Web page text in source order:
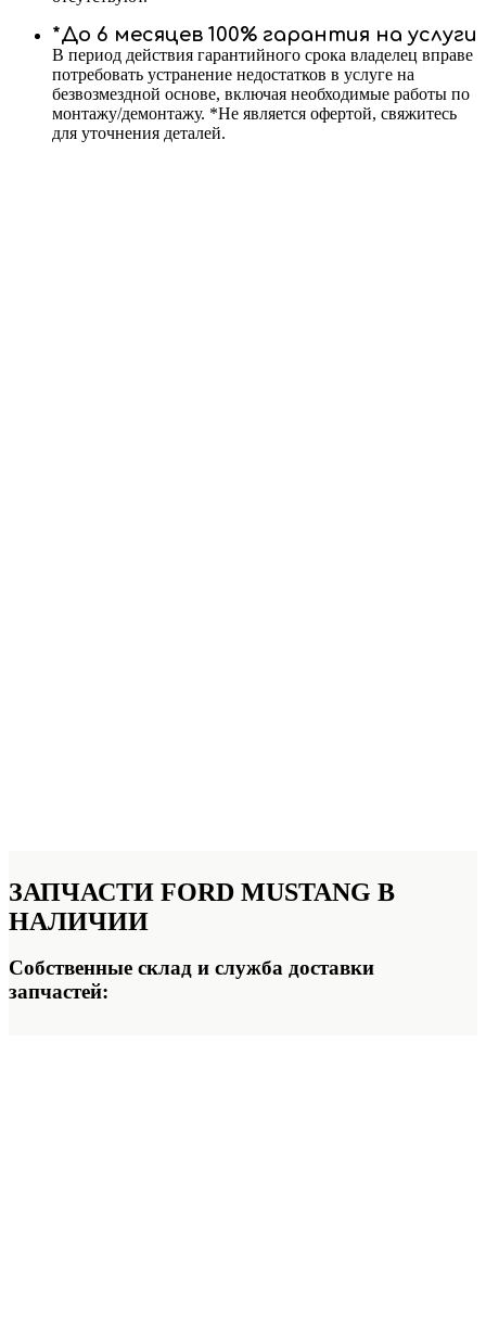
*До 6 месяцев 100% гарантия на услуги
В период действия гарантийного срока владелец вправе
потребовать устранение недостатков в услуге на
безвозмездной основе, включая необходимые работы по
монтажу/демонтажу. *Не является офертой, свяжитесь
для уточнения деталей.
ЗАПЧАСТИ FORD MUSTANG В
НАЛИЧИИ
Собственные склад и служба доставки
запчастей: